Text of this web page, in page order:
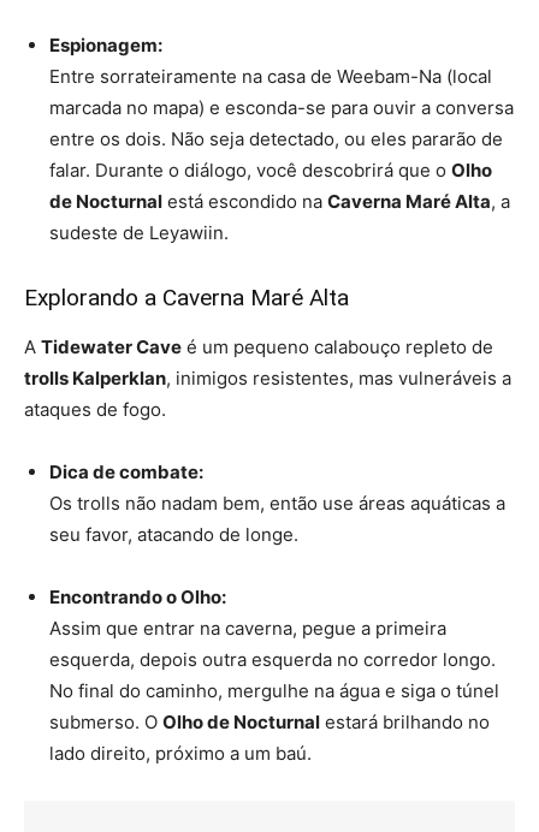
Espionagem:
Entre sorrateiramente na casa de Weebam-Na (local
marcada no mapa) e esconda-se para ouvir a conversa
entre os dois. Não seja detectado, ou eles pararão de
falar. Durante o diálogo, você descobrirá que o Olho
de Nocturnal está escondido na Caverna Maré Alta, a
sudeste de Leyawiin.
Explorando a Caverna Maré Alta
A Tidewater Cave é um pequeno calabouço repleto de
trolls Kalperklan, inimigos resistentes, mas vulneráveis a
ataques de fogo.
Dica de combate:
Os trolls não nadam bem, então use áreas aquáticas a
seu favor, atacando de longe.
Encontrando o Olho:
Assim que entrar na caverna, pegue a primeira
esquerda, depois outra esquerda no corredor longo.
No final do caminho, mergulhe na água e siga o túnel
submerso. O Olho de Nocturnal estará brilhando no
lado direito, próximo a um baú.